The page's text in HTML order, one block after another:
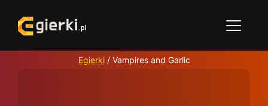
Egierki/ Vampires and Garlic